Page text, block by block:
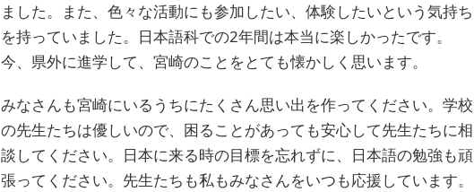
ました。また、色々な活動にも参加したい、体験したいという気持ち
を持っていました。日本語科での2年間は本当に楽しかったです。
今、県外に進学して、宮崎のことをとても懐かしく思います。
みなさんも宮崎にいるうちにたくさん思い出を作ってください。学校
の先生たちは優しいので、困ることがあっても安心して先生たちに相
談してください。日本に来る時の目標を忘れずに、日本語の勉強も頑
張ってください。先生たちも私もみなさんをいつも応援しています。